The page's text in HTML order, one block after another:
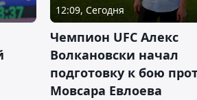
12:09, Сегодня
Чемпион UFC Алекс
Волкановски начал
подготовку к бою
Мовсара Евлоева